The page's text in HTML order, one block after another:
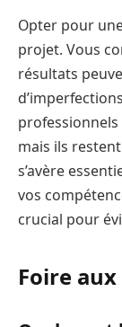
Opter pour
projet. Vous
résultats
mais ils
s’avère
vos
crucial pour
Foire